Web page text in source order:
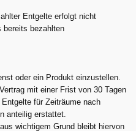
Entgelte erfolgt nicht
bereits bezahlten
oder ein Produkt einzustellen.
mit einer Frist von 30 Tagen
für Zeiträume nach
anteilig erstattet.
wichtigem Grund bleibt hiervon